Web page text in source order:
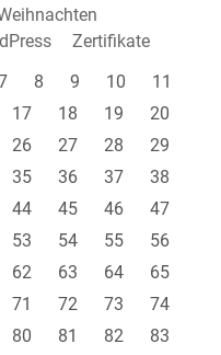
Zertifikate
8 9 10
11
17 18 19
20
26 27 28
29
35 36 37
38
44 45 46
47
53 54 55
56
62 63 64
65
71 72 73
74
80 81 82
83